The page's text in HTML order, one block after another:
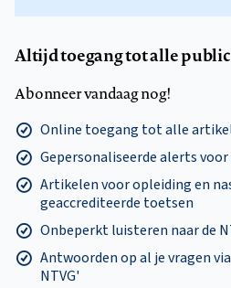
Altijd toegang tot alle
Abonneer vandaag nog!
Online toegang tot alle
Gepersonaliseerde alerts
Artikelen voor opleiding en
geaccrediteerde toetsen
Onbeperkt luisteren naar de
Antwoorden op al je vragen
NTVG'